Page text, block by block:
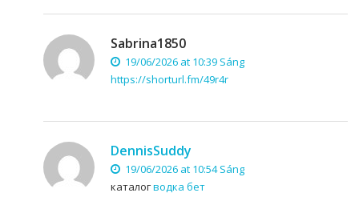
Sabrina1850
19/06/2026 at 10:39 Sáng
https://shorturl.fm/49r4r
DennisSuddy
19/06/2026 at 10:54 Sáng
каталогводка бет